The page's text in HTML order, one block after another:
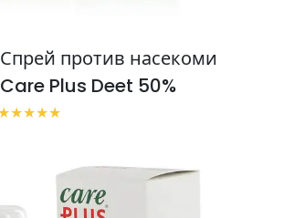
Спрей против насекоми
Care Plus Deet 50%